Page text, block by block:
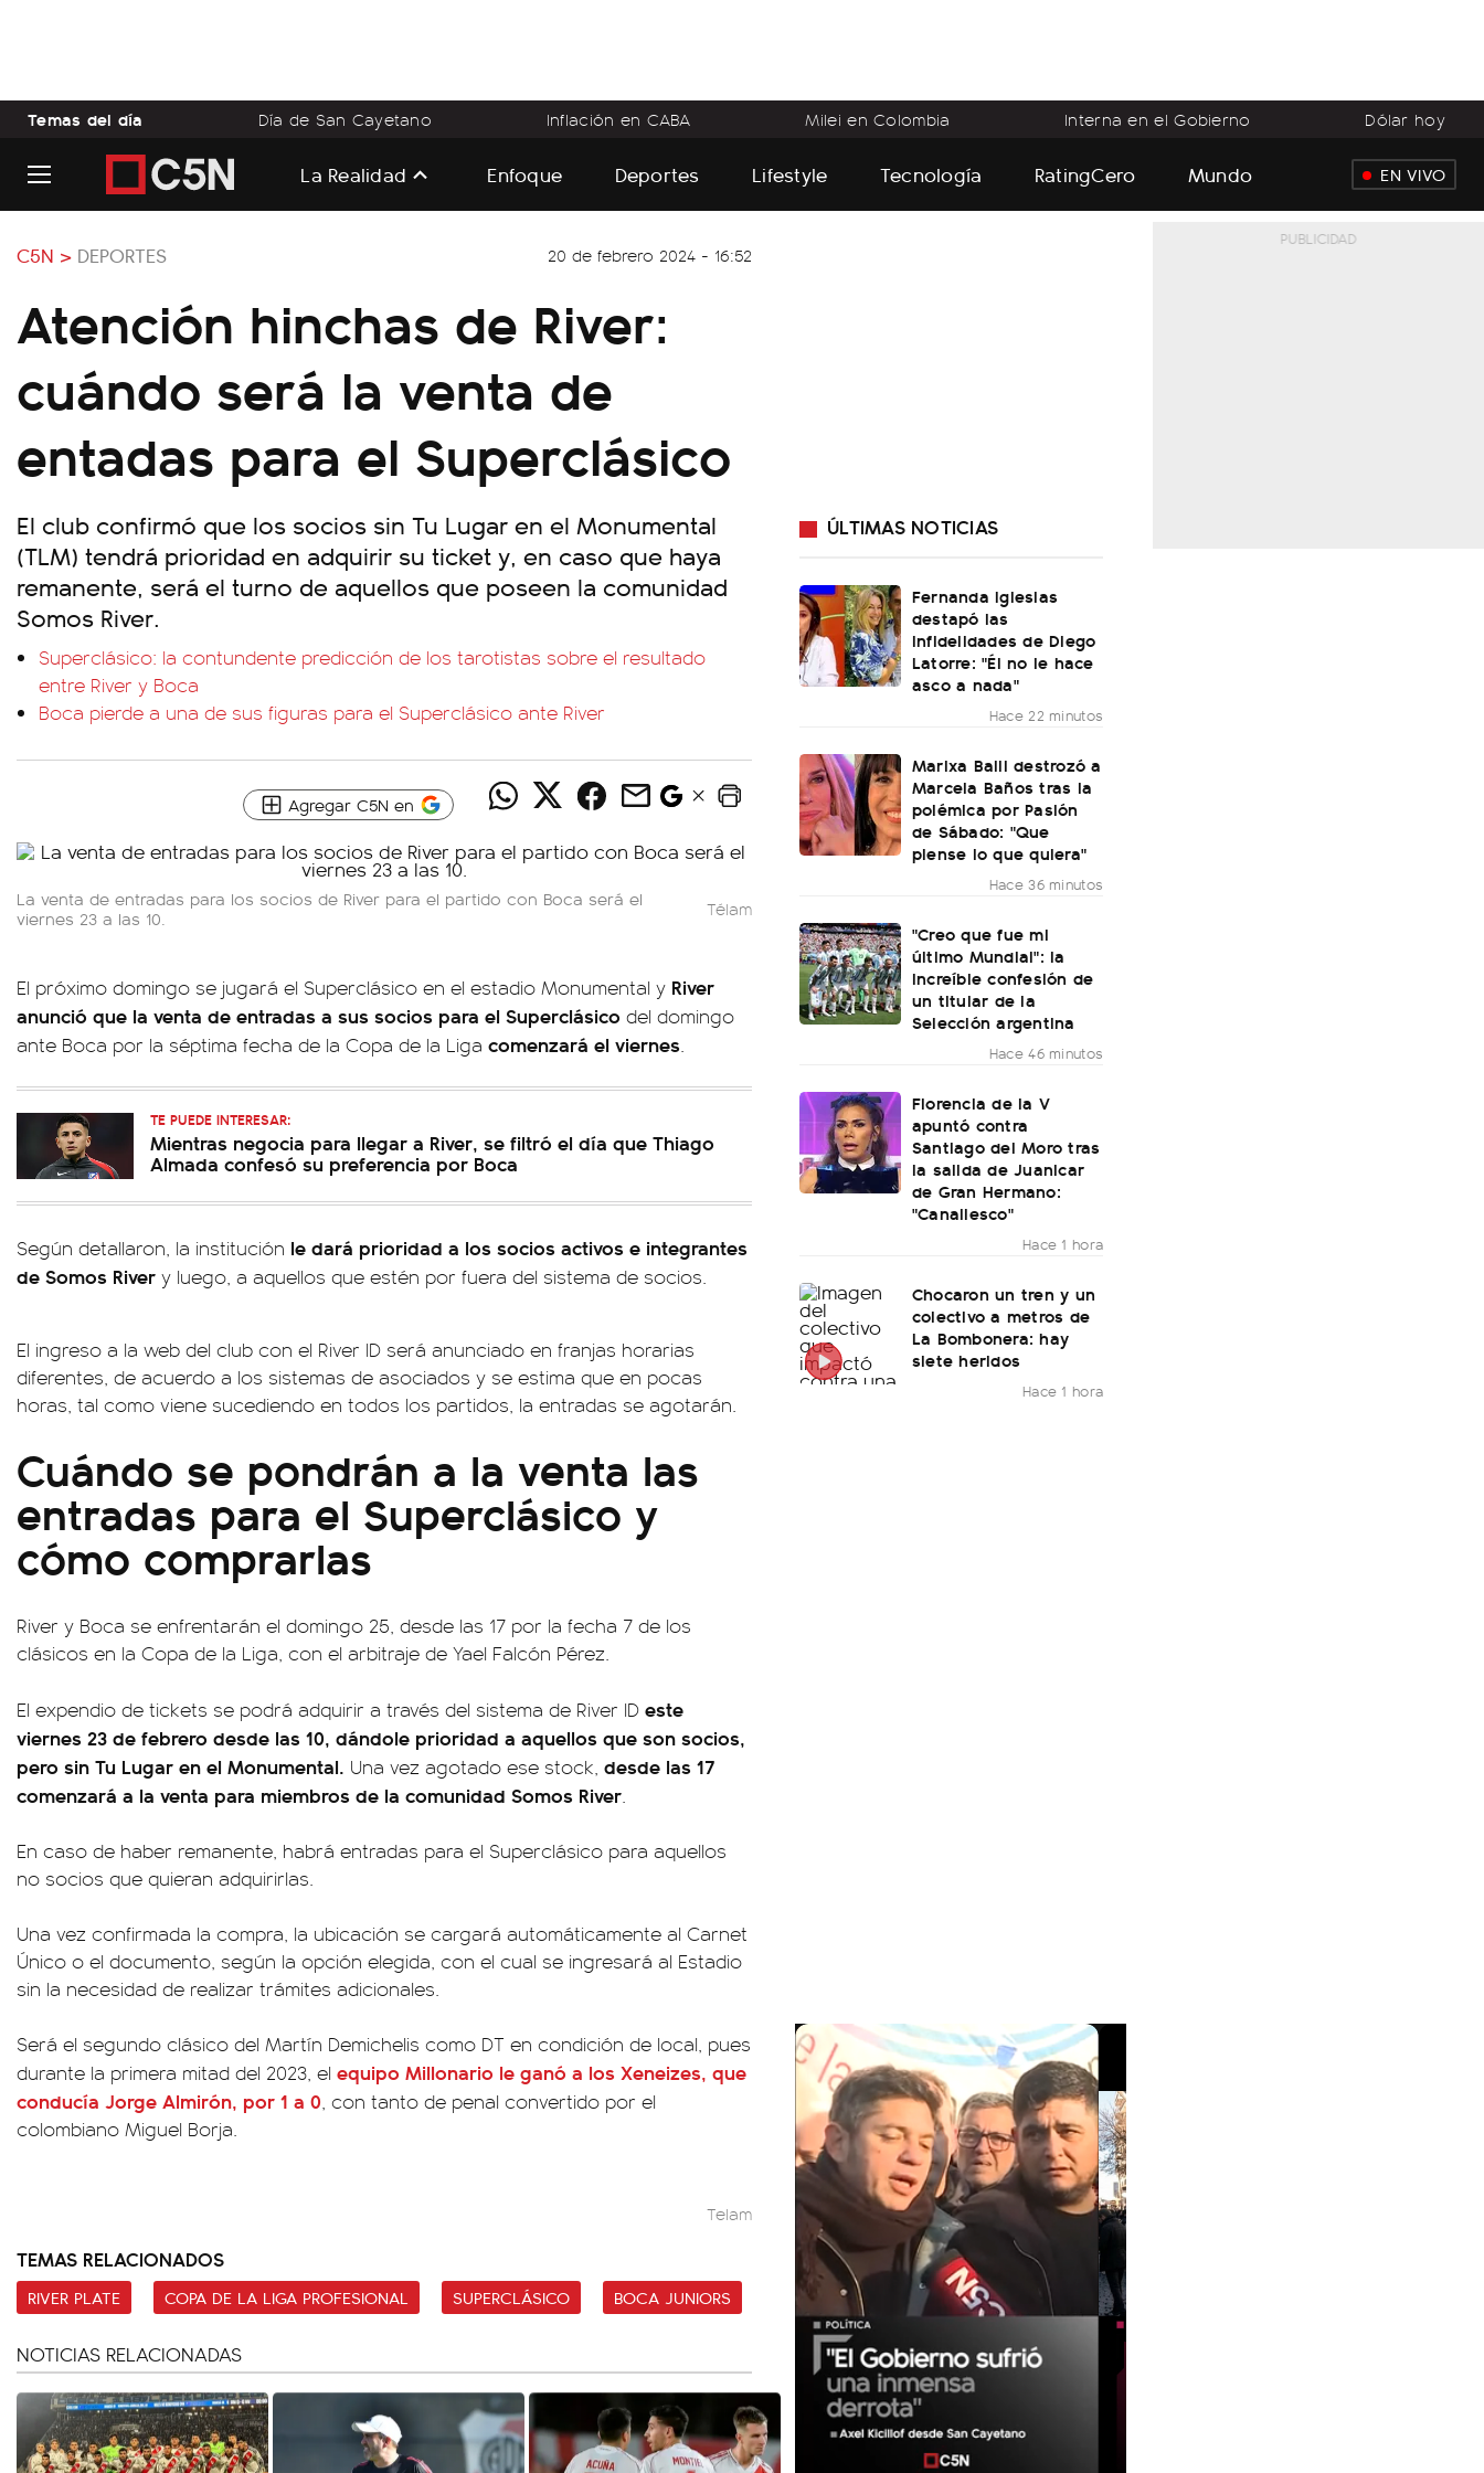
Temas del día Día de San Cayetano Inflación en CABA Milei en Colombia Interna en el Gobierno Dólar hoy
La Realidad Enfoque Deportes Lifestyle Tecnología RatingCero Mundo EN VIVO
C5N > DEPORTES 20 de febrero 2024 - 16:52
Atención hinchas de River:
cuándo será la venta de
entadas para el Superclásico
El club confirmó que los socios sin Tu Lugar en el Monumental
(TLM) tendrá prioridad en adquirir su ticket y, en caso que haya
remanente, será el turno de aquellos que poseen la comunidad
Somos River.
Superclásico: la contundente predicción de los tarotistas sobre el resultado
entre River y Boca
Boca pierde a una de sus figuras para el Superclásico ante River
Agregar C5N en
La venta de entradas para los socios de River para el partido con Boca será el
viernes 23 a las 10.
Télam
El próximo domingo se jugará el Superclásico en el estadio Monumental y River
anunció que la venta de entradas a sus socios para el Superclásico del domingo
ante Boca por la séptima fecha de la Copa de la Liga comenzará el viernes.
TE PUEDE INTERESAR:
Mientras negocia para llegar a River, se filtró el día que Thiago
Almada confesó su preferencia por Boca
Según detallaron, la institución le dará prioridad a los socios activos e integrantes
de Somos River y luego, a aquellos que estén por fuera del sistema de socios.
El ingreso a la web del club con el River ID será anunciado en franjas horarias
diferentes, de acuerdo a los sistemas de asociados y se estima que en pocas
horas, tal como viene sucediendo en todos los partidos, la entradas se agotarán.
Cuándo se pondrán a la venta las
entradas para el Superclásico y
cómo comprarlas
River y Boca se enfrentarán el domingo 25, desde las 17 por la fecha 7 de los
clásicos en la Copa de la Liga, con el arbitraje de Yael Falcón Pérez.
El expendio de tickets se podrá adquirir a través del sistema de River ID este
viernes 23 de febrero desde las 10, dándole prioridad a aquellos que son socios,
pero sin Tu Lugar en el Monumental. Una vez agotado ese stock, desde las 17
comenzará a la venta para miembros de la comunidad Somos River.
En caso de haber remanente, habrá entradas para el Superclásico para aquellos
no socios que quieran adquirirlas.
Una vez confirmada la compra, la ubicación se cargará automáticamente al Carnet
Único o el documento, según la opción elegida, con el cual se ingresará al Estadio
sin la necesidad de realizar trámites adicionales.
Será el segundo clásico del Martín Demichelis como DT en condición de local, pues
durante la primera mitad del 2023, el equipo Millonario le ganó a los Xeneizes, que
conducía Jorge Almirón, por 1 a 0, con tanto de penal convertido por el
colombiano Miguel Borja.
Telam
TEMAS RELACIONADOS
RIVER PLATE COPA DE LA LIGA PROFESIONAL SUPERCLÁSICO BOCA JUNIORS
NOTICIAS RELACIONADAS
ÚLTIMAS NOTICIAS
Fernanda Iglesias
destapó las
infidelidades de Diego
Latorre: "Él no le hace
asco a nada"
Hace 22 minutos
Marixa Balli destrozó a
Marcela Baños tras la
polémica por Pasión
de Sábado: "Que
piense lo que quiera"
Hace 36 minutos
"Creo que fue mi
último Mundial": la
increíble confesión de
un titular de la
Selección argentina
Hace 46 minutos
Florencia de la V
apuntó contra
Santiago del Moro tras
la salida de Juanicar
de Gran Hermano:
"Canallesco"
Hace 1 hora
Chocaron un tren y un
colectivo a metros de
La Bombonera: hay
siete heridos
Hace 1 hora